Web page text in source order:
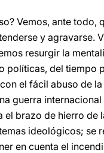
Vemos, ante todo,
y agravarse.
resurgir la
del tiempo
el fácil abuso de
guerra
brazo de hierro de
ideológicos; se
en cuenta el